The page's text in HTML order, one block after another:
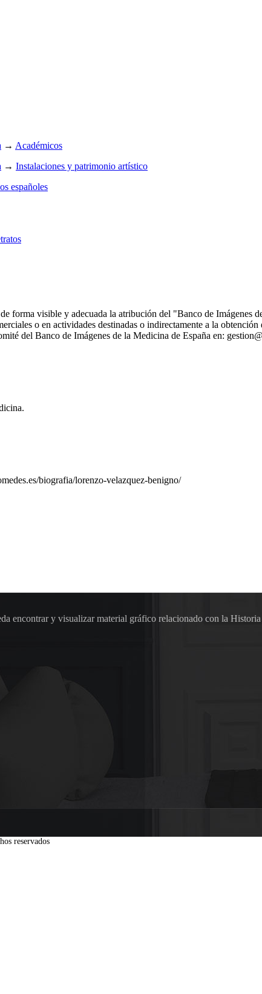
→ Académicos
→ Instalaciones y patrimonio artístico
españoles
forma visible y adecuada la atribución del "Banco de Imágenes
o en actividades destinadas o indirectamente a la
del Banco de Imágenes de la Medicina de España en:
biografia/lorenzo-velazquez-benigno/
encontrar y visualizar material gráfico relacionado con la
reservados